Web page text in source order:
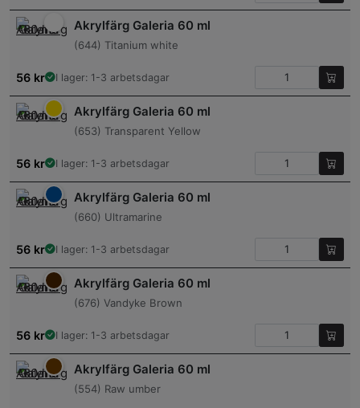
Akrylfärg Galeria 60 ml
(644) Titanium white
56 kr I lager: 1-3 arbetsdagar
Akrylfärg Galeria 60 ml
(653) Transparent Yellow
56 kr I lager: 1-3 arbetsdagar
Akrylfärg Galeria 60 ml
(660) Ultramarine
56 kr I lager: 1-3 arbetsdagar
Akrylfärg Galeria 60 ml
(676) Vandyke Brown
56 kr I lager: 1-3 arbetsdagar
Akrylfärg Galeria 60 ml
(554) Raw umber